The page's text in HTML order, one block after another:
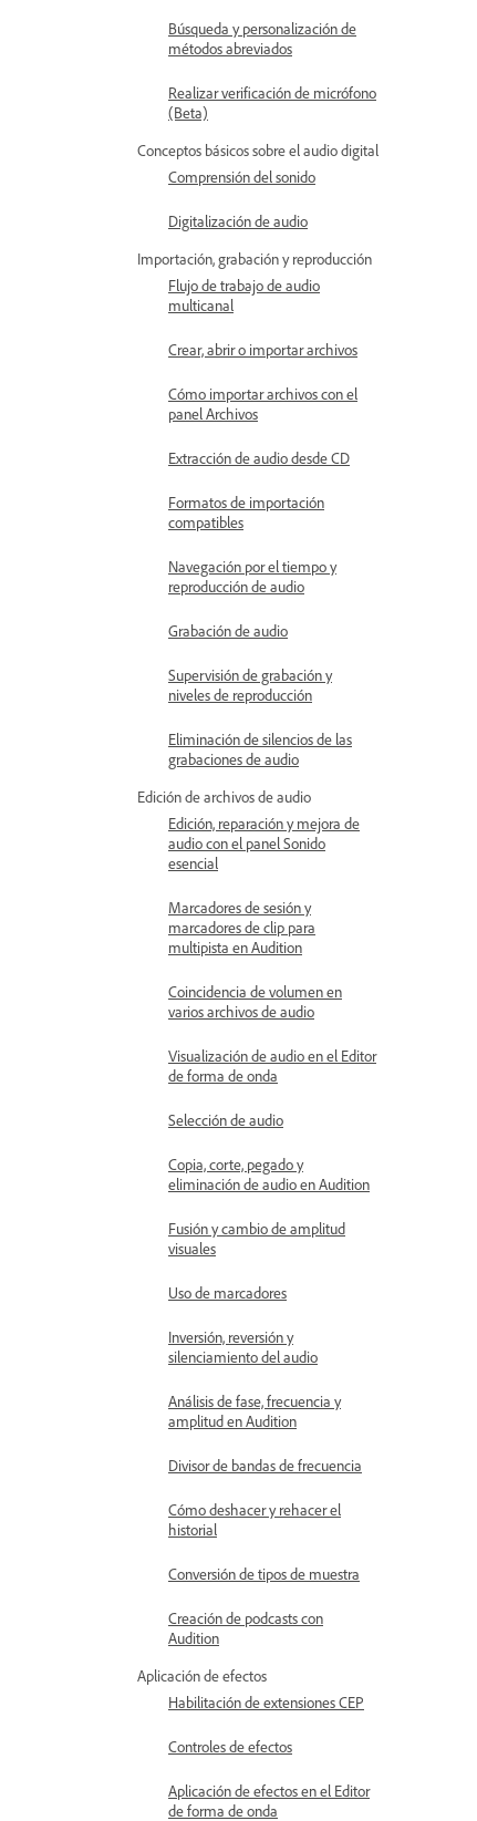
Búsqueda y personalización de
métodos abreviados
Realizar verificación de micrófono
(Beta)
Conceptos básicos sobre el audio digital
Comprensión del sonido
Digitalización de audio
Importación, grabación y reproducción
Flujo de trabajo de audio
multicanal
Crear, abrir o importar archivos
Cómo importar archivos con el
panel Archivos
Extracción de audio desde CD
Formatos de importación
compatibles
Navegación por el tiempo y
reproducción de audio
Grabación de audio
Supervisión de grabación y
niveles de reproducción
Eliminación de silencios de las
grabaciones de audio
Edición de archivos de audio
Edición, reparación y mejora de
audio con el panel Sonido
esencial
Marcadores de sesión y
marcadores de clip para
multipista en Audition
Coincidencia de volumen en
varios archivos de audio
Visualización de audio en el Editor
de forma de onda
Selección de audio
Copia, corte, pegado y
eliminación de audio en Audition
Fusión y cambio de amplitud
visuales
Uso de marcadores
Inversión, reversión y
silenciamiento del audio
Análisis de fase, frecuencia y
amplitud en Audition
Divisor de bandas de frecuencia
Cómo deshacer y rehacer el
historial
Conversión de tipos de muestra
Creación de podcasts con
Audition
Aplicación de efectos
Habilitación de extensiones CEP
Controles de efectos
Aplicación de efectos en el Editor
de forma de onda